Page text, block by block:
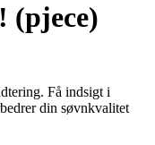
(pjece)
Få indsigt i
din søvnkvalitet